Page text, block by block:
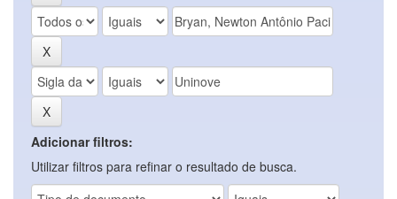
Adicionar filtros:
Utilizar filtros para refinar o resultado de busca.